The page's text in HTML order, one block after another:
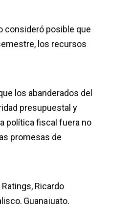
consideró posible que
los recursos
los abanderados del
presupuestal y
política fiscal fuera no
promesas de
Ricardo
Guanajuato,